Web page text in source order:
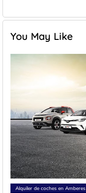
You May Like
Alquiler de coches en Amberes